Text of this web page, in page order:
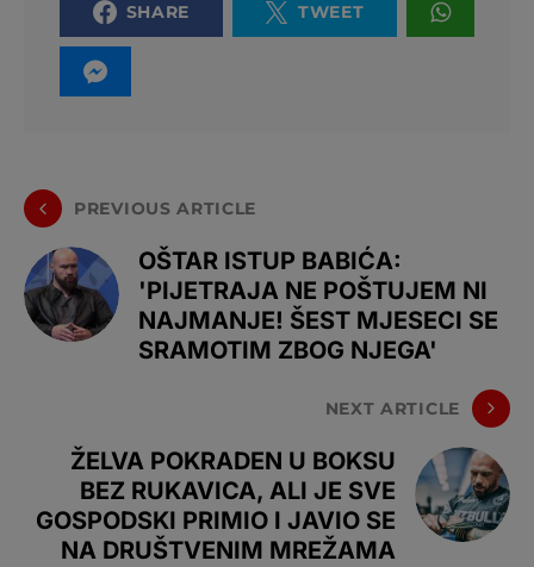
SHARE TWEET
PREVIOUS ARTICLE
OŠTAR ISTUP BABIĆA:
'PIJETRAJA NE POŠTUJEM NI
NAJMANJE! ŠEST MJESECI SE
SRAMOTIM ZBOG NJEGA'
NEXT ARTICLE
ŽELVA POKRADEN U BOKSU
BEZ RUKAVICA, ALI JE SVE
GOSPODSKI PRIMIO I JAVIO SE
NA DRUŠTVENIM MREŽAMA